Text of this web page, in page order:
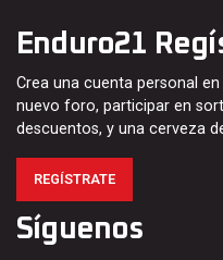
Enduro21
Crea una cuenta personal
nuevo foro, participar en
descuentos, y una cerveza
REGÍSTRATE
Síguenos